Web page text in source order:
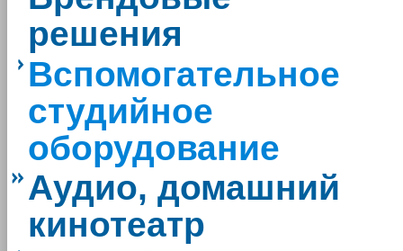
решения
Вспомогательное
студийное
оборудование
Аудио, домашний
кинотеатр